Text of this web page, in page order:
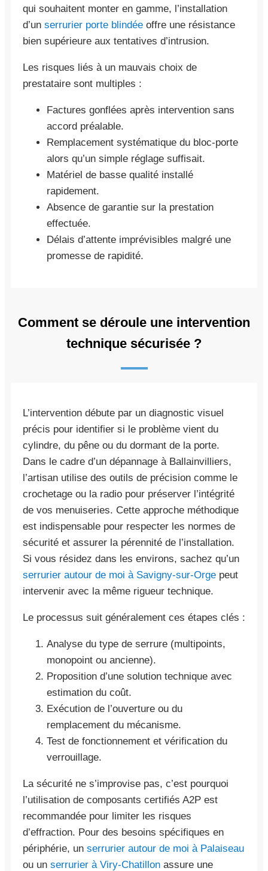
qui souhaitent monter en gamme, l’installation
d’un serrurier porte blindée offre une résistance
bien supérieure aux tentatives d’intrusion.
Les risques liés à un mauvais choix de
prestataire sont multiples :
Factures gonflées après intervention sans
accord préalable.
Remplacement systématique du bloc-porte
alors qu’un simple réglage suffisait.
Matériel de basse qualité installé
rapidement.
Absence de garantie sur la prestation
effectuée.
Délais d’attente imprévisibles malgré une
promesse de rapidité.
Comment se déroule une intervention
technique sécurisée ?
L’intervention débute par un diagnostic visuel
précis pour identifier si le problème vient du
cylindre, du pêne ou du dormant de la porte.
Dans le cadre d’un dépannage à Ballainvilliers,
l’artisan utilise des outils de précision comme le
crochetage ou la radio pour préserver l’intégrité
de vos menuiseries. Cette approche méthodique
est indispensable pour respecter les normes de
sécurité et assurer la pérennité de l’installation.
Si vous résidez dans les environs, sachez qu’un
serrurier autour de moi à Savigny-sur-Orge peut
intervenir avec la même rigueur technique.
Le processus suit généralement ces étapes clés :
Analyse du type de serrure (multipoints,
monopoint ou ancienne).
Proposition d’une solution technique avec
estimation du coût.
Exécution de l’ouverture ou du
remplacement du mécanisme.
Test de fonctionnement et vérification du
verrouillage.
La sécurité ne s’improvise pas, c’est pourquoi
l’utilisation de composants certifiés A2P est
recommandée pour limiter les risques
d’effraction. Pour des besoins spécifiques en
périphérie, un serrurier autour de moi à Palaiseau
ou un serrurier à Viry-Chatillon assure une